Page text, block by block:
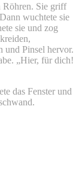
Röhren. Sie griff
wuchtete sie
sie und zog
und Pinsel hervor.
„Hier, für dich!
das Fenster und